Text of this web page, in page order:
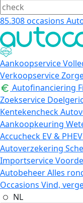
85.308occasions
Aankoopservice
Verkoopservice
Autofinanciering
Zoekservice
Kentekencheck
Aankoopkeuring
Accucheck EV & PHEV
Autoverzekering
Importservice
AutobeheerAlles
Occasions Vind,
NL